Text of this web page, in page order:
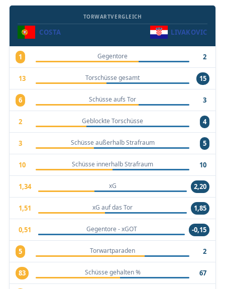
COSTA
TORWARTVERGLEICH
LIVAKOVIC
1 Gegentore 2
13 Torschüsse gesamt 15
6 Schüsse aufs Tor 3
2 Geblockte Torschüsse 4
3 Schüsse außerhalb Strafraum 5
10 Schüsse innerhalb Strafraum 10
1,34 xG 2,20
1,51 xG auf das Tor 1,85
0,51 Gegentore - xGOT -0,15
5 Torwartparaden 2
83 Schüsse gehalten % 67